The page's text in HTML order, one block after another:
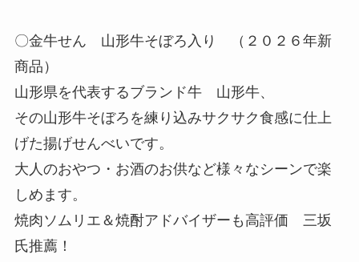
〇金牛せん 山形牛そぼろ入り （２０２６年新
商品）
山形県を代表するブランド牛 山形牛、
その山形牛そぼろを練り込みサクサク食感に仕上
げた揚げせんべいです。
大人のおやつ・お酒のお供など様々なシーンで楽
しめます。
焼肉ソムリエ＆焼酎アドバイザーも高評価 三坂
氏推薦！